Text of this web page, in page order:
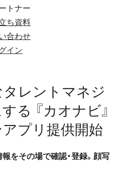
トナー
ち資料
合わせ
イン
レントマネジ
る 『カオナビ』
プリ提供開始
をその場で確認・登録。顔写